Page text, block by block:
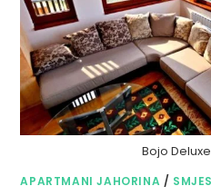
Bojo
APARTMANI JAHORINA /